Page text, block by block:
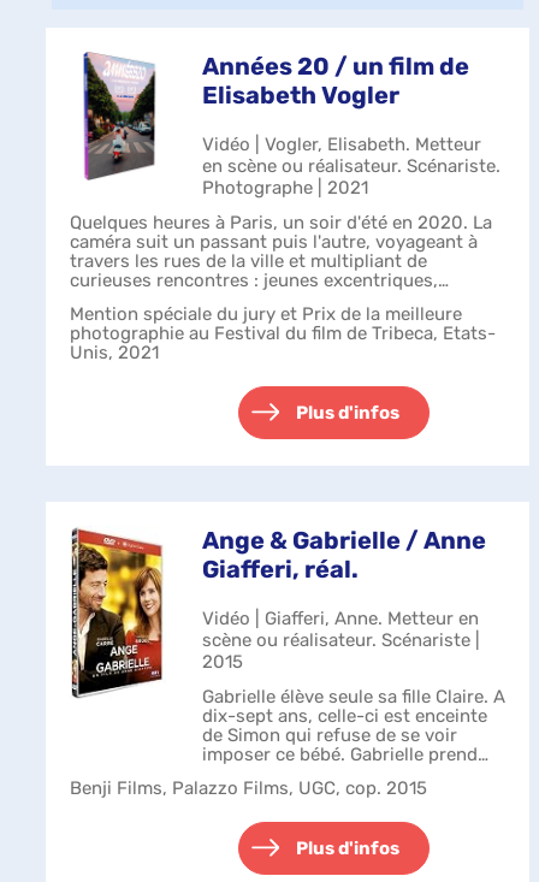
Années 20 / un film de
Elisabeth Vogler
Vidéo | Vogler, Elisabeth. Metteur
en scène ou réalisateur. Scénariste.
Photographe | 2021
Quelques heures à Paris, un soir d'été en 2020. La
caméra suit un passant puis l'autre, voyageant à
travers les rues de la ville et multipliant de
curieuses rencontres : jeunes excentriques,
Mention spéciale du jury et Prix de la meilleure
photographie au Festival du film de Tribeca, Etats-
Unis, 2021
Plus d'infos
Ange & Gabrielle / Anne
Giafferi, réal.
Vidéo | Giafferi, Anne. Metteur en
scène ou réalisateur. Scénariste |
2015
Gabrielle élève seule sa fille Claire. A
dix-sept ans, celle-ci est enceinte
de Simon qui refuse de se voir
imposer ce bébé. Gabrielle prend
demander de l'aide au père de
Benji Films, Palazzo Films, UGC, cop. 2015
Plus d'infos